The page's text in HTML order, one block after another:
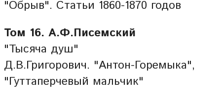
"Обрыв". Статьи 1860-1870 годов
Том 16. А.Ф.Писемский
"Тысяча душ"
Д.В.Григорович. "Антон-Горемыка",
"Гуттаперчевый мальчик"